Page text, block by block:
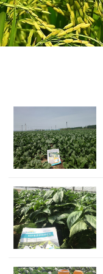
果期及采摘后各施一
间隔2-3周喷施一次
作为叶面肥喷施使用
周喷施一次。5、冲
灌：亩用量2-3公斤
进水75%后再进肥效
佳。
8.5、水不溶物≤50g/
行标准】NY/T3831-
(2019)准字15306号
灌及无土栽培和营
配方施肥。1、苗期
滴灌:3-5kg/亩/次
公顷/次)。2、花前花
生长前期︰冲施、滴
5kg/亩/次配合大量
溶肥一起使用，花芽
苞饱满，座果率高